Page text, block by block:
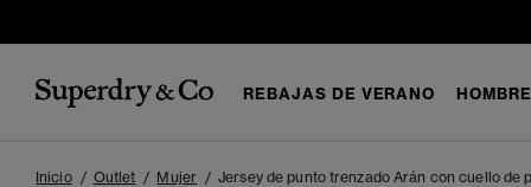
REBAJAS DE VERANO HOMBRE
Inicio Outlet Mujer Jersey de punto trenzado Arán con cuello de